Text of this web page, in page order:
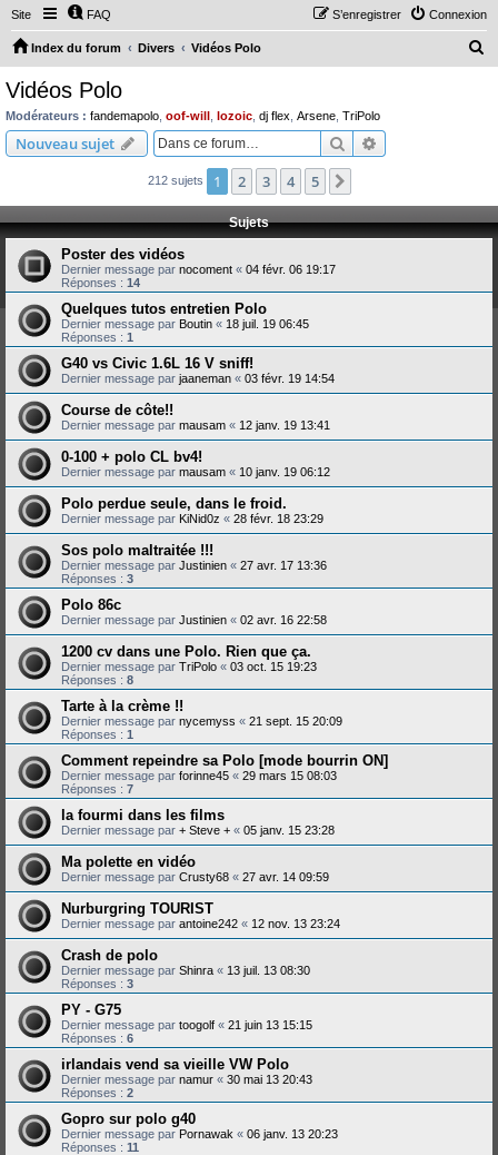
Site FAQ Connexion
S’enregistrer
Index du forum Divers Vidéos Polo
c
h
Vidéos Polo
Modérateurs : fandemapolo oof-will lozoic dj flex Arsene TriPolo
Nouveau sujet Rechercher
212 sujets 1 2 3 4 5
Sujets
Poster des vidéos
Dernier message par nocoment « 04 févr. 06 19:17
Réponses : 14
Quelques tutos entretien Polo
Dernier message par Boutin « 18 juil. 19 06:45
Réponses : 1
G40 vs Civic 1.6L 16 V sniff!
Dernier message par jaaneman « 03 févr. 19 14:54
Course de côte!!
Dernier message par mausam « 12 janv. 19 13:41
0-100 + polo CL bv4!
Dernier message par mausam « 10 janv. 19 06:12
Polo perdue seule, dans le froid.
Dernier message par KiNid0z « 28 févr. 18 23:29
Sos polo maltraitée !!!
Dernier message par Justinien « 27 avr. 17 13:36
Réponses : 3
Polo 86c
Dernier message par Justinien « 02 avr. 16 22:58
1200 cv dans une Polo. Rien que ça.
Dernier message par TriPolo « 03 oct. 15 19:23
Réponses : 8
Tarte à la crème !!
Dernier message par nycemyss « 21 sept. 15 20:09
Réponses : 1
Comment repeindre sa Polo [mode bourrin ON]
Dernier message par forinne45 « 29 mars 15 08:03
Réponses : 7
la fourmi dans les films
Dernier message par + Steve + « 05 janv. 15 23:28
Ma polette en vidéo
Dernier message par Crusty68 « 27 avr. 14 09:59
Nurburgring TOURIST
Dernier message par antoine242 « 12 nov. 13 23:24
Crash de polo
Dernier message par Shinra « 13 juil. 13 08:30
Réponses : 3
PY - G75
Dernier message par toogolf « 21 juin 13 15:15
Réponses : 6
irlandais vend sa vieille VW Polo
Dernier message par namur « 30 mai 13 20:43
Réponses : 2
Gopro sur polo g40
Dernier message par Pornawak « 06 janv. 13 20:23
Réponses : 11